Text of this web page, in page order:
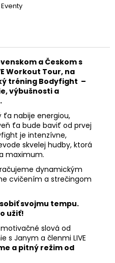
Eventy
a Českom s
Workout Tour, na
tréning Bodyfight –
výbušnosti a
ťa nabije energiou,
ťa bude baviť od prvej
je intenzívne,
skvelej hudby, ktorá
maximum.
dynamickým
cvičením a strečingom
svojmu tempu.
užiť!
slová od
s Janym a členmi LIVE
a pitný režim od